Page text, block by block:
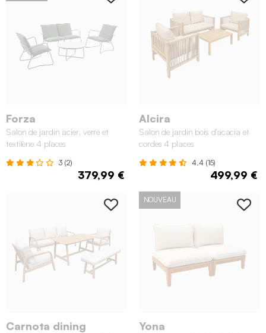
Forza
Salon de jardin acier, verre et
textilène 4 places
3 (2)
379,99 €
Alcira
Salon de jardin bois d'acacia et
cordes 4 places
4.4 (15)
499,99 €
Carnota dining
NOUVEAU
Yona